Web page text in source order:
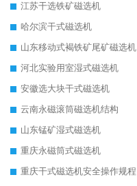
江苏干选铁矿磁选机
哈尔滨干式磁选机
山东移动式褐铁矿尾矿磁选机
河北实验用室湿式磁选机
安徽选大块干式磁选机
云南永磁滚筒磁选机结构
山东锰矿湿式磁选机
重庆永磁筒式磁选机
重庆干式磁选机安全操作规程